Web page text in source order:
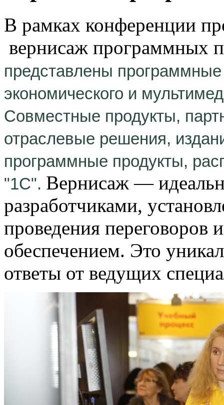
В рамках конференции
вернисаж программных
представлены
экономического и
Совместные продукты,
отраслевые решения,
программные продукты,
"1С". Вернисаж —
разработчиками,
проведения переговоров
обеспечением. Это
ответы от ведущих